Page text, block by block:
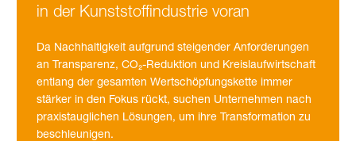
in der Kunst­stoff­industrie voran
Da Nachhaltigkeit aufgrund steigender Anforderungen
an Transparenz, CO₂-Reduktion und Kreislaufwirtschaft
entlang der gesamten Wertschöpfungskette immer
stärker in den Fokus rückt, suchen Unternehmen nach
praxistauglichen Lösungen, um ihre Transformation zu
beschleunigen.